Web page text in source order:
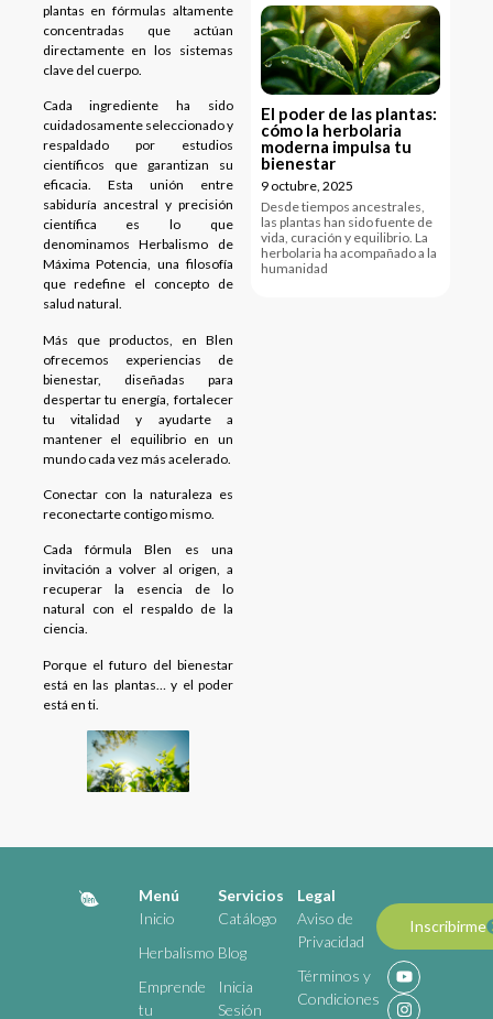
El poder de las plantas:
cómo la herbolaria
moderna impulsa tu
bienestar
9 octubre, 2025
Desde tiempos ancestrales,
las plantas han sido fuente de
vida, curación y equilibrio. La
herbolaria ha acompañado a la
humanidad
plantas en fórmulas altamente
concentradas que actúan
directamente en los sistemas
clave del cuerpo.
Cada ingrediente ha sido
cuidadosamente seleccionado y
respaldado por estudios
científicos que garantizan su
eficacia. Esta unión entre
sabiduría ancestral y precisión
científica es lo que
denominamos Herbalismo de
Máxima Potencia, una filosofía
que redefine el concepto de
salud natural.
Más que productos, en Blen
ofrecemos experiencias de
bienestar, diseñadas para
despertar tu energía, fortalecer
tu vitalidad y ayudarte a
mantener el equilibrio en un
mundo cada vez más acelerado.
Conectar con la naturaleza es
reconectarte contigo mismo.
Cada fórmula Blen es una
invitación a volver al origen, a
recuperar la esencia de lo
natural con el respaldo de la
ciencia.
Porque el futuro del bienestar
está en las plantas… y el poder
está en ti.
Menú
Inicio
Herbalismo
Emprende
tu
Servicios
Catálogo
Blog
Inicia
Sesión
Legal
Aviso de
Privacidad
Términos y
Condiciones
Inscribirme